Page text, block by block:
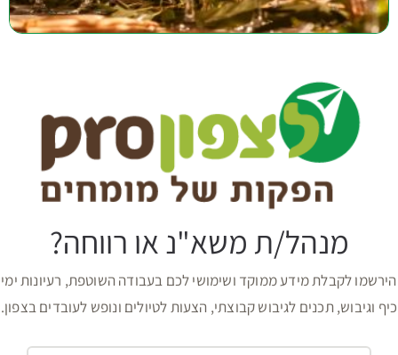
מנהל/ת משא"נ או רווחה?
הירשמו לקבלת מידע ממוקד ושימושי לכם בעבודה השוטפת, רעיונות ימי
כיף וגיבוש, תכנים לגיבוש קבוצתי, הצעות לטיולים ונופש לעובדים בצפון.